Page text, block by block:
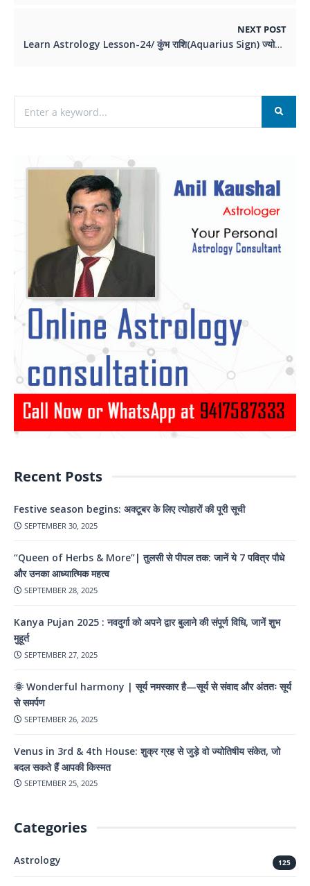
NEXT POST
Learn Astrology Lesson-24/ कुंभ राशि(Aquarius Sign) ज्योतिष् सीखे सिलसिलेवार #astrology #astrologer
Recent Posts
Festive season begins: अक्टूबर के लिए त्योहारों की पूरी सूची
SEPTEMBER 30, 2025
“Queen of Herbs & More”| तुलसी से पीपल तक: जानें ये 7 पवित्र पौधे
और उनका आध्यात्मिक महत्व
SEPTEMBER 28, 2025
Kanya Pujan 2025 : नवदुर्गा को अपने द्वार बुलाने की संपूर्ण विधि, जानें शुभ
मुहूर्त
SEPTEMBER 27, 2025
🌞 Wonderful harmony | सूर्य नमस्कार है—सूर्य से संवाद और अंततः सूर्य
से समर्पण
SEPTEMBER 26, 2025
Venus in 3rd & 4th House: शुक्र ग्रह से जुड़े वो ज्योतिषीय संकेत, जो
बदल सकते हैं आपकी किस्मत
SEPTEMBER 25, 2025
Categories
Astrology 125